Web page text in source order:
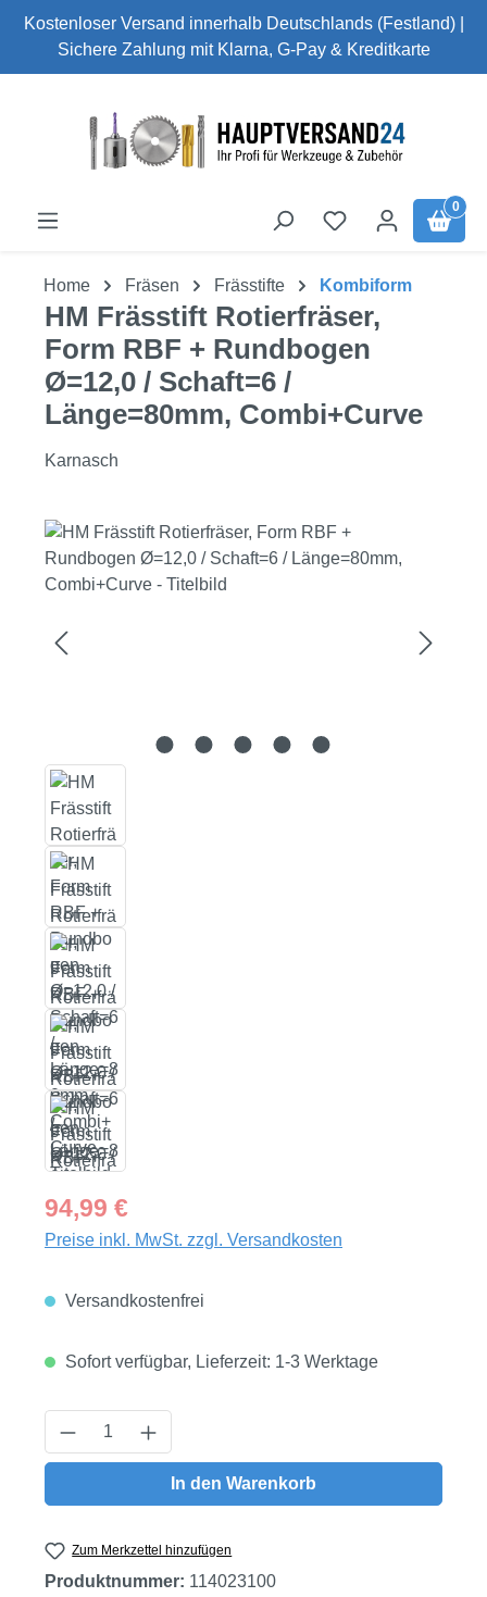
Zum Hauptinhalt springen
Kostenloser Versand innerhalb Deutschlands (Festland) |
Sichere Zahlung mit Klarna, G-Pay & Kreditkarte
0
Home Fräsen Frässtifte Kombiform
HM Frässtift Rotierfräser,
Form RBF + Rundbogen
Ø=12,0 / Schaft=6 /
Länge=80mm, Combi+Curve
Karnasch
Bildergalerie überspringen
Regulärer Preis:
94,99 €
Preise inkl. MwSt. zzgl. Versandkosten
Versandkostenfrei
Sofort verfügbar, Lieferzeit: 1-3 Werktage
Produkt Anzahl: Gib den gewünschten
In den Warenkorb
Zum Merkzettel hinzufügen
Produktnummer: 114023100